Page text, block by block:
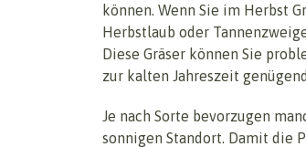
können. Wenn Sie im Herbst
Herbstlaub oder
Diese Gräser können Sie
zur kalten Jahreszeit
Je nach Sorte bevorzugen
sonnigen Standort. Damit die